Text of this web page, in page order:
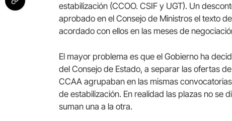
estabilización (CCOO. CSIF y UGT). Un
aprobado en el Consejo de Ministros el texto
acordado con ellos en las meses de
El mayor problema es que el Gobierno ha
del Consejo de Estado, a separar las ofertas
CCAA agrupaban en las mismas
de estabilización. En realidad las plazas no se
suman una a la otra.